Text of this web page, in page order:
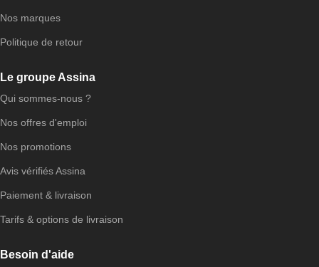
Besoin d'aide
Le groupe Assina
Qui sommes-nous ?
Nos offres d'emploi
Nos promotions
Avis vérifiés Assina
Paiement & livraison
Tarifs & options de livraison
Nos marques
Politique de retour